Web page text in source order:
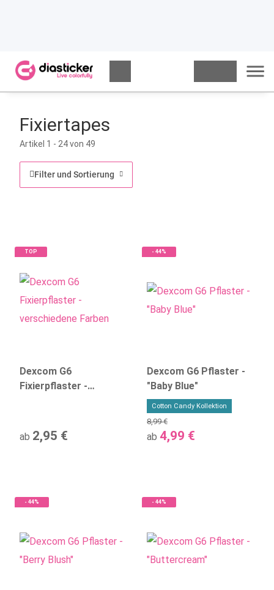
Fixiertapes
Artikel 1 - 24 von 49
Filter und Sortierung
TOP
Dexcom G6
Fixierpflaster -
ab 2,95 €
- 44%
Dexcom G6 Pflaster -
"Baby Blue"
Cotton Candy Kollektion
ab 4,99 €
8,99 €
- 44% - 44%